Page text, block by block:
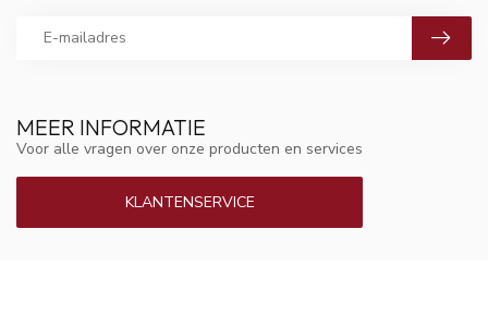
MEER INFORMATIE
Voor alle vragen over onze producten en services
KLANTENSERVICE